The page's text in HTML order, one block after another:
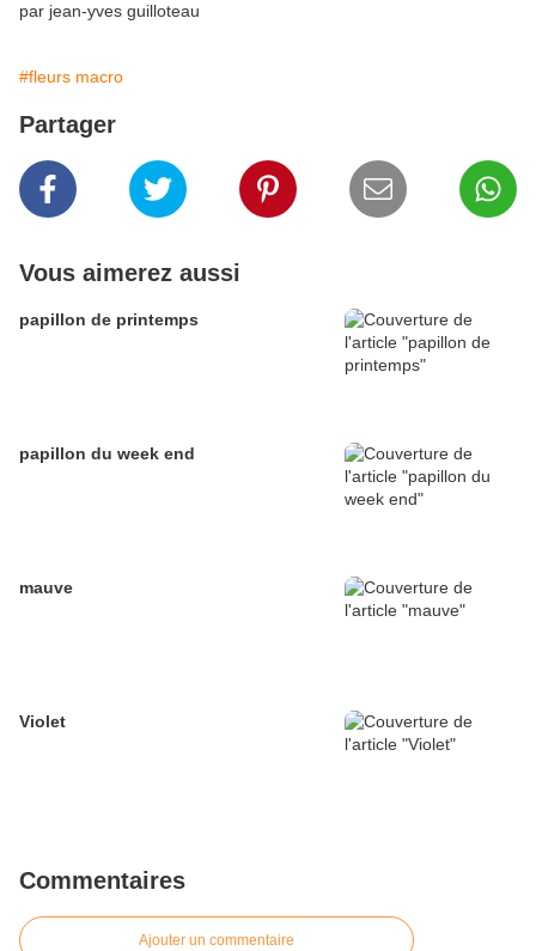
par jean-yves guilloteau
#fleurs macro
Partager
Vous aimerez aussi
papillon de printemps
papillon du week end
mauve
Violet
Commentaires
Ajouter un commentaire